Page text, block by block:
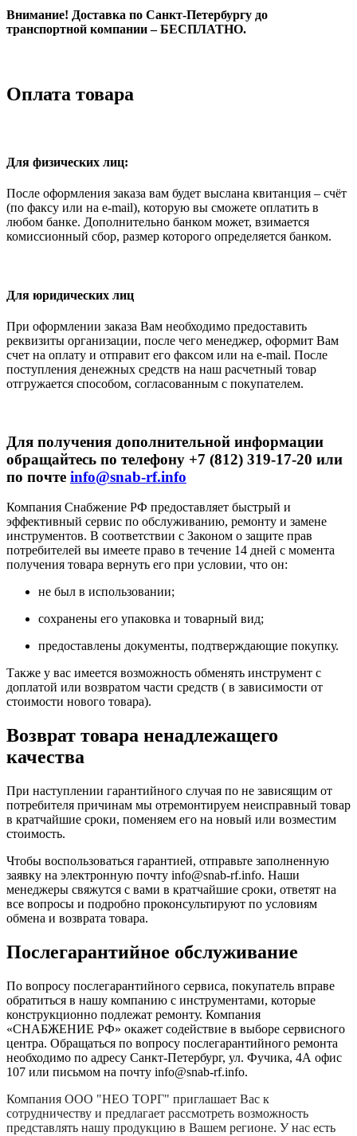
Внимание! Доставка по Санкт-Петербургу до
транспортной компании – БЕСПЛАТНО.
Оплата товара
Для физических лиц:
После оформления заказа вам будет выслана квитанция – счёт
(по факсу или на e-mail), которую вы сможете оплатить в
любом банке. Дополнительно банком может, взимается
комиссионный сбор, размер которого определяется банком.
Для юридических лиц
При оформлении заказа Вам необходимо предоставить
реквизиты организации, после чего менеджер, оформит Вам
счет на оплату и отправит его факсом или на e-mail. После
поступления денежных средств на наш расчетный товар
отгружается способом, согласованным с покупателем.
Для получения дополнительной информации
обращайтесь по телефону +7 (812) 319-17-20 или
по почте info@snab-rf.info
Компания Снабжение РФ предоставляет быстрый и
эффективный сервис по обслуживанию, ремонту и замене
инструментов. В соответствии с Законом о защите прав
потребителей вы имеете право в течение 14 дней с момента
получения товара вернуть его при условии, что он:
не был в использовании;
сохранены его упаковка и товарный вид;
предоставлены документы, подтверждающие покупку.
Также у вас имеется возможность обменять инструмент с
доплатой или возвратом части средств ( в зависимости от
стоимости нового товара).
Возврат товара ненадлежащего
качества
При наступлении гарантийного случая по не зависящим от
потребителя причинам мы отремонтируем неисправный товар
в кратчайшие сроки, поменяем его на новый или возместим
стоимость.
Чтобы воспользоваться гарантией, отправьте заполненную
заявку на электронную почту info@snab-rf.info. Наши
менеджеры свяжутся с вами в кратчайшие сроки, ответят на
все вопросы и подробно проконсультируют по условиям
обмена и возврата товара.
Послегарантийное обслуживание
По вопросу послегарантийного сервиса, покупатель вправе
обратиться в нашу компанию с инструментами, которые
конструкционно подлежат ремонту. Компания
«СНАБЖЕНИЕ РФ» окажет содействие в выборе сервисного
центра. Обращаться по вопросу послегарантийного ремонта
необходимо по адресу Санкт-Петербург, ул. Фучика, 4А офис
107 или письмом на почту info@snab-rf.info.
Компания ООО "НЕО ТОРГ" приглашает Вас к
сотрудничеству и предлагает рассмотреть возможность
представлять нашу продукцию в Вашем регионе. У нас есть